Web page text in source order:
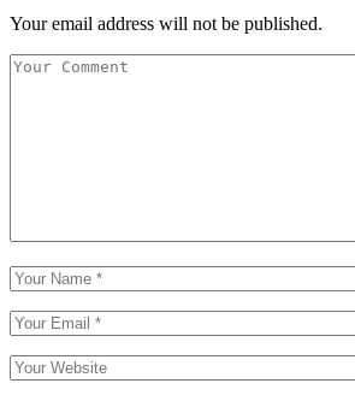
Your email address will not be published.